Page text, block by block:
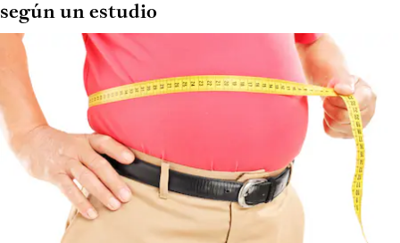
según un estudio